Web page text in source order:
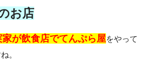
お店
家が飲食店でてんぷら屋をやって
。